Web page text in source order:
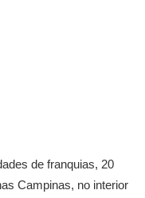
de franquias, 20
Campinas, no interior